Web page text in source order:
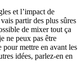
et l’impact de
partir des plus sûres
de mixer tout ça
ne peux pas être
mettre en avant les
idées, parlez-en en